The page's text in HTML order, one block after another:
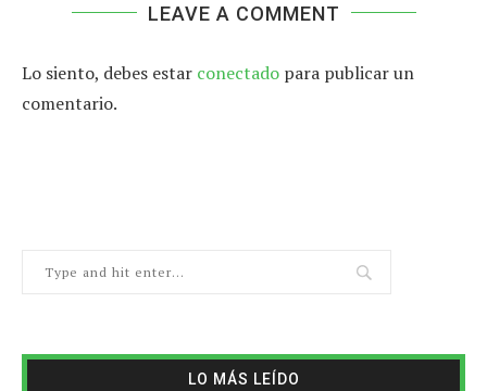
LEAVE A COMMENT
Lo siento, debes estar conectado para publicar un
comentario.
LO MÁS LEÍDO